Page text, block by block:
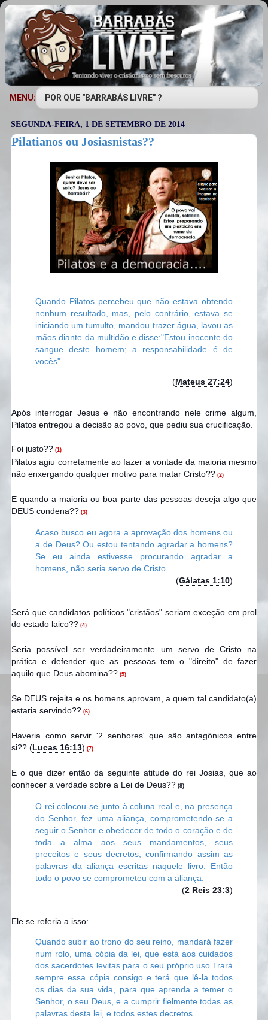
MENU:
SEGUNDA-FEIRA, 1 DE SETEMBRO DE 2014
Pilatianos ou Josiasnistas??
Quando Pilatos percebeu que não estava obtendo
nenhum resultado, mas, pelo contrário, estava se
iniciando um tumulto, mandou trazer água, lavou as
mãos diante da multidão e disse:"Estou inocente do
sangue deste homem; a responsabilidade é de
vocês".
(Mateus 27:24)
Após interrogar Jesus e não encontrando nele crime algum,
Pilatos entregou a decisão ao povo, que pediu sua crucificação.
Foi justo?? (1)
Pilatos agiu corretamente ao fazer a vontade da maioria mesmo
não enxergando qualquer motivo para matar Cristo?? (2)
E quando a maioria ou boa parte das pessoas deseja algo que
DEUS condena?? (3)
Acaso busco eu agora a aprovação dos homens ou
a de Deus? Ou estou tentando agradar a homens?
Se eu ainda estivesse procurando agradar a
homens, não seria servo de Cristo.
(Gálatas 1:10)
Será que candidatos políticos "cristãos" seriam exceção em prol
do estado laico?? (4)
Seria possível ser verdadeiramente um servo de Cristo na
prática e defender que as pessoas tem o "direito" de fazer
aquilo que Deus abomina?? (5)
Se DEUS rejeita e os homens aprovam, a quem tal candidato(a)
estaria servindo?? (6)
Haveria como servir '2 senhores' que são antagônicos entre
si?? (Lucas 16:13) (7)
E o que dizer então da seguinte atitude do rei Josias, que ao
conhecer a verdade sobre a Lei de Deus?? (8)
O rei colocou-se junto à coluna real e, na presença
do Senhor, fez uma aliança, comprometendo-se a
seguir o Senhor e obedecer de todo o coração e de
toda a alma aos seus mandamentos, seus
preceitos e seus decretos, confirmando assim as
palavras da aliança escritas naquele livro. Então
todo o povo se comprometeu com a aliança.
(2 Reis 23:3)
Ele se referia a isso:
Quando subir ao trono do seu reino, mandará fazer
num rolo, uma cópia da lei, que está aos cuidados
dos sacerdotes levitas para o seu próprio uso.Trará
sempre essa cópia consigo e terá que lê-la todos
os dias da sua vida, para que aprenda a temer o
Senhor, o seu Deus, e a cumprir fielmente todas as
palavras desta lei, e todos estes decretos.